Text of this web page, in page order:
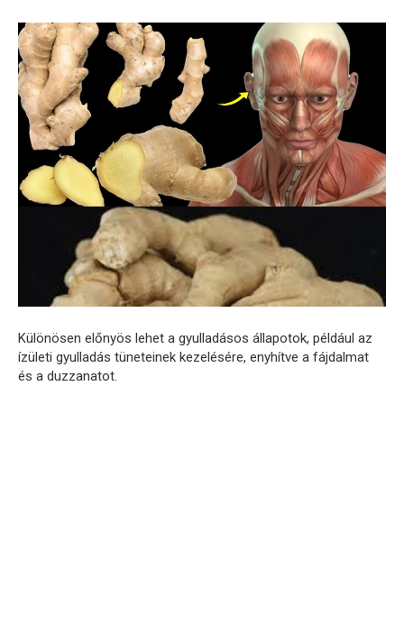
Különösen előnyös lehet a gyulladásos állapotok, például az
ízületi gyulladás tüneteinek kezelésére, enyhítve a fájdalmat
és a duzzanatot.